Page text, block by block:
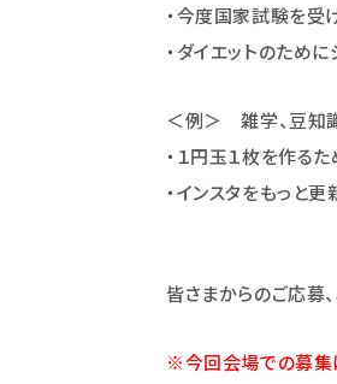
・今度国家試験を受け
・ダイエットのため
＜例＞ 雑学、豆知
・１円玉１枚を作る
・インスタをもっと
皆さまからのご応募
※今回会場での募集